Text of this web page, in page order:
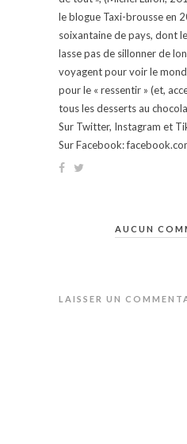
le blogue Taxi-brousse en
soixantaine de pays, dont
lasse pas de sillonner de
voyagent pour voir le
pour le « ressentir » (et,
tous les desserts au
Sur Twitter, Instagram et
Sur Facebook:
AUCUN
LAISSER UN